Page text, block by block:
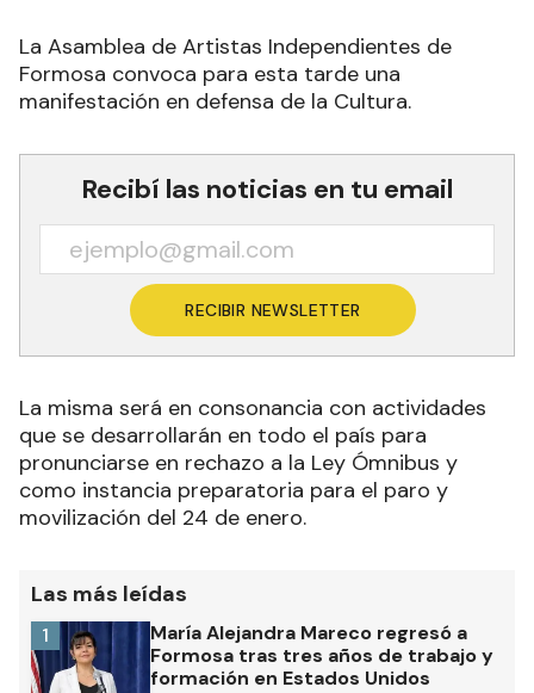
La Asamblea de Artistas Independientes de
Formosa convoca para esta tarde una
manifestación en defensa de la Cultura.
Recibí las noticias en tu email
RECIBIR NEWSLETTER
La misma será en consonancia con actividades
que se desarrollarán en todo el país para
pronunciarse en rechazo a la Ley Ómnibus y
como instancia preparatoria para el paro y
movilización del 24 de enero.
Las más leídas
María Alejandra Mareco regresó a
Formosa tras tres años de trabajo y
formación en Estados Unidos
1